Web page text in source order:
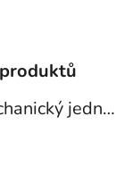
WELAIK vypínač mechanický jednoduchý č.6 A712W - bílý
hvězdiček.